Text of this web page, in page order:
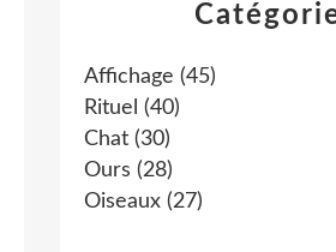
Affichage (45)
Rituel (40)
Chat (30)
Ours (28)
Oiseaux (27)